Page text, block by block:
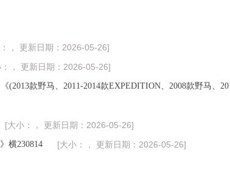
， 更新日期：2026-05-26]
：， 更新日期：2026-05-26]
(2013款野马、2011-2014款EXPEDITION、2008款野马、
[大小：， 更新日期：2026-05-26]
横230814 [大小：， 更新日期：2026-05-26]